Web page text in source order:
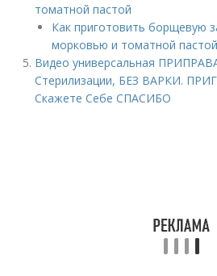
томатной пастой
Как приготовить борщевую
морковью и томатной пастой
Видео универсальная
Стерилизации, БЕЗ ВАРКИ.
Скажете Себе СПАСИБО